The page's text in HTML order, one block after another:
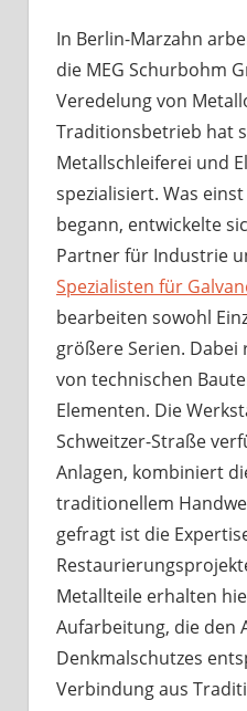
In Berlin-Marzahn
die MEG Schurbohm
Veredelung von
Traditionsbetrieb hat
Metallschleiferei und
spezialisiert. Was
begann, entwickelte
Partner für Industrie
Spezialisten für
bearbeiten sowohl
größere Serien.
von technischen
Elementen. Die
Schweitzer-Straße
Anlagen, kombiniert
traditionellem
gefragt ist die
Metallteile erhalten
Aufarbeitung, die den
Denkmalschutzes
Verbindung aus